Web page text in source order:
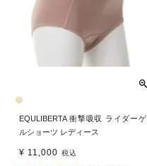
EQULIBERTA 衝撃吸収 ライダーゲ
ルショーツ レディース
¥ 11,000 税込